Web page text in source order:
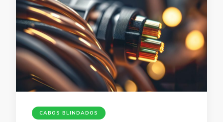
CABOS BLINDADOS